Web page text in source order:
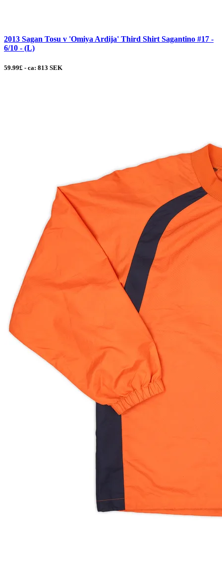
2013 Sagan Tosu v 'Omiya Ardija' Third Shirt Sagantino #17 -
6/10 - (L)
59.99£ - ca: 813 SEK